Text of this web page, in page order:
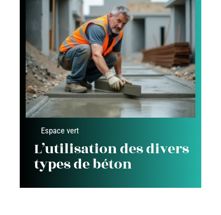
Espace vert
L’utilisation des divers
types de béton